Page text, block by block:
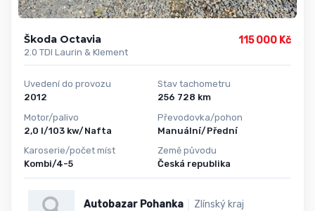
Škoda Octavia
2.0 TDI Laurin & Klement
115 000 Kč
Uvedení do provozu
2012
Motor/palivo
2,0 l/103 kw/Nafta
Karoserie/počet míst
Kombi/4-5
Stav tachometru
256 728 km
Převodovka/pohon
Manuální/Přední
Země původu
Česká republika
Autobazar Pohanka Zlínský kraj